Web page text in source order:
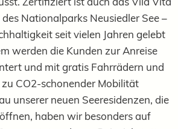
Nationalparks Neusiedler See –
seit vielen Jahren gelebt
werden die Kunden zur Anreise
und mit gratis Fahrrädern und
CO2-schonender Mobilität
unserer neuen Seeresidenzen, die
haben wir besonders auf